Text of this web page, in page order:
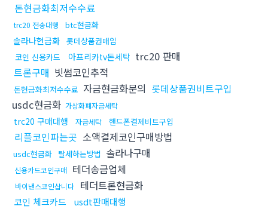
돈현금화최저수수료
trc20 전송대행 btc현금화
솔라나현금화 롯데상품권매입
코인 신용카드
아프리카tv돈세탁 trc20 판매
트론구매 빗썸코인추적
돈현금화최저수수료 자금현금화문의 롯데상품권비트구입
usdc현금화 가상화폐자금세탁
trc20 구매대행 자금세탁 핸드폰결제비트구입
리플코인파는곳 소액결제코인구매방법
usdc현금화 탈세하는방법 솔라나구매
신용카드코인구매 테더송금업체
바이낸스코인삽니다 테더트론현금화
코인 체크카드 usdt판매대행